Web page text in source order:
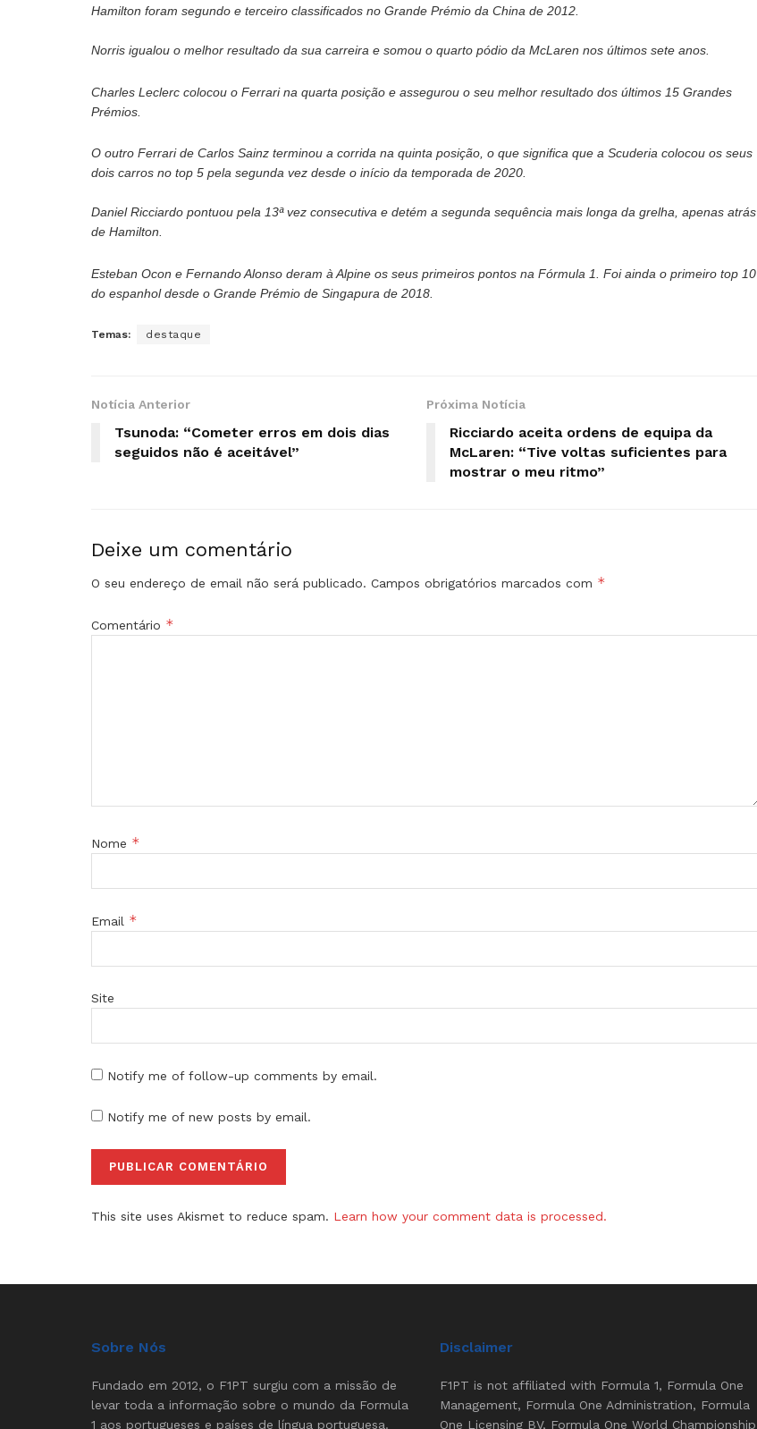
Hamilton foram segundo e terceiro classificados no Grande Prémio da China de 2012.
Norris igualou o melhor resultado da sua carreira e somou o quarto pódio da McLaren nos últimos sete anos.
Charles Leclerc colocou o Ferrari na quarta posição e assegurou o seu melhor resultado dos últimos 15 Grandes
Prémios.
O outro Ferrari de Carlos Sainz terminou a corrida na quinta posição, o que significa que a Scuderia colocou os seus
dois carros no top 5 pela segunda vez desde o início da temporada de 2020.
Daniel Ricciardo pontuou pela 13ª vez consecutiva e detém a segunda sequência mais longa da grelha, apenas atrás
de Hamilton.
Esteban Ocon e Fernando Alonso deram à Alpine os seus primeiros pontos na Fórmula 1. Foi ainda o primeiro top 10
do espanhol desde o Grande Prémio de Singapura de 2018.
Temas: destaque
Notícia Anterior
Tsunoda: “Cometer erros em dois dias
seguidos não é aceitável”
Próxima Notícia
Ricciardo aceita ordens de equipa da
McLaren: “Tive voltas suficientes para
mostrar o meu ritmo”
Deixe um comentário
O seu endereço de email não será publicado. Campos obrigatórios marcados com *
Comentário *
Nome *
Email *
Site
Notify me of follow-up comments by email.
Notify me of new posts by email.
This site uses Akismet to reduce spam. Learn how your comment data is processed.
Sobre Nós
Fundado em 2012, o F1PT surgiu com a missão de
levar toda a informação sobre o mundo da Formula
1 aos portugueses e países de língua portuguesa.
Disclaimer
F1PT is not affiliated with Formula 1, Formula One
Management, Formula One Administration, Formula
One Licensing BV, Formula One World Championship